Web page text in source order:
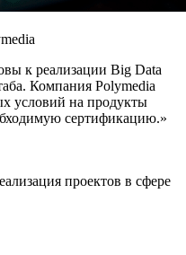
к реализации Big Data
Компания Polymedia
условий на продукты
сертификацию.»
проектов в сфере